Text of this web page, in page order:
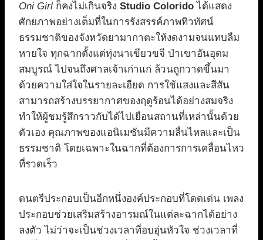
Oni Girl ก็คงไม่เกินจริง Studio Colorido ได้แสดง
ศักยภาพอย่างเต็มที่ในการรังสรรค์ภาพทิวทัศน์
ธรรมชาติของจังหวัดยามากาตะให้งดงามจนแทบลืม
หายใจ ทุกฉากตั้งแต่ทุ่งนาเขียวขจี ป่าเขาอันอุดม
สมบูรณ์ ไปจนถึงศาลเจ้าเก่าแก่ ล้วนถูกวาดขึ้นมา
ด้วยความใส่ใจในรายละเอียด การใช้แสงและสีสัน
สามารถสร้างบรรยากาศของฤดูร้อนได้อย่างสมจริง
ทำให้ผู้ชมรู้สึกราวกับได้ไปเยือนสถานที่เหล่านั้นด้วย
ตัวเอง คุณภาพของแอนิเมชันมีความลื่นไหลและเป็น
ธรรมชาติ โดยเฉพาะในฉากที่ต้องการการเคลื่อนไหว
ที่รวดเร็ว
ดนตรีประกอบเป็นอีกหนึ่งองค์ประกอบที่โดดเด่น เพลง
ประกอบช่วยเสริมสร้างอารมณ์ในแต่ละฉากได้อย่าง
ลงตัว ไม่ว่าจะเป็นช่วงเวลาที่อบอุ่นหัวใจ ช่วงเวลาที่